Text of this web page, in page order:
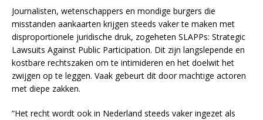
Journalisten, wetenschappers en mondige burgers die
misstanden aankaarten krijgen steeds vaker te maken met
disproportionele juridische druk, zogeheten SLAPPs: Strategic
Lawsuits Against Public Participation. Dit zijn langslepende en
kostbare rechtszaken om te intimideren en het doelwit het
zwijgen op te leggen. Vaak gebeurt dit door machtige actoren
met diepe zakken.
“Het recht wordt ook in Nederland steeds vaker ingezet als